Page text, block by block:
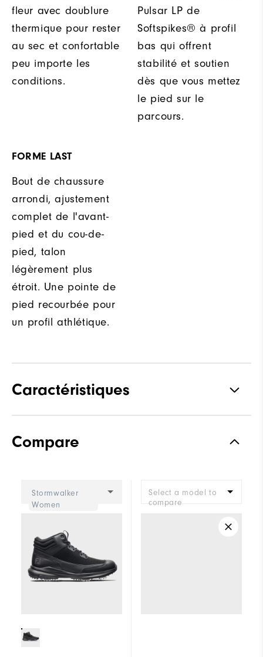
fleur avec doublure
thermique pour rester
au sec et confortable
peu importe les
conditions.
Pulsar LP de
Softspikes® à profil
bas qui offrent
stabilité et soutien
dès que vous mettez
le pied sur le
parcours.
FORME LAST
Bout de chaussure
arrondi, ajustement
complet de l'avant-
pied et du cou-de-
pied, talon
légèrement plus
étroit. Une pointe de
pied recourbée pour
un profil athlétique.
Caractéristiques
Stabilité
Amorti ferme
Compare
Stormwalker
Women
Select a model to
compare